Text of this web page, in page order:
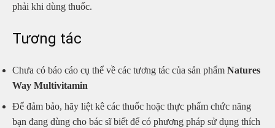
phải khi dùng thuốc.
Tương tác
Chưa có báo cáo cụ thể về các tương tác của sản phẩm Natures
Way Multivitamin
Để đảm bảo, hãy liệt kê các thuốc hoặc thực phẩm chức năng
bạn đang dùng cho bác sĩ biết để có phương pháp sử dụng thích